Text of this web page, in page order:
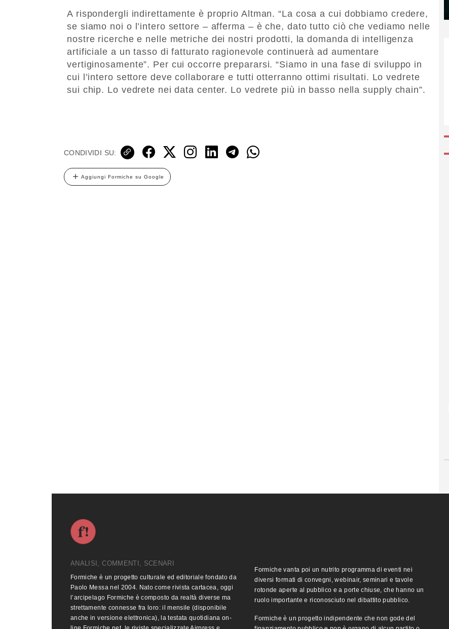
A rispondergli indirettamente è proprio Altman. “La cosa a cui dobbiamo credere,
se siamo noi o l’intero settore – afferma – è che, dato tutto ciò che vediamo nelle
nostre ricerche e nelle metriche dei nostri prodotti, la domanda di intelligenza
artificiale a un tasso di fatturato ragionevole continuerà ad aumentare
vertiginosamente”. Per cui occorre prepararsi. “Siamo in una fase di sviluppo in
cui l’intero settore deve collaborare e tutti otterranno ottimi risultati. Lo vedrete
sui chip. Lo vedrete nei data center. Lo vedrete più in basso nella supply chain”.
CONDIVIDI SU:
Aggiungi Formiche su Google
ANALISI, COMMENTI, SCENARI
Formiche è un progetto culturale ed editoriale fondato da
Paolo Messa nel 2004. Nato come rivista cartacea, oggi
l’arcipelago Formiche è composto da realtà diverse ma
strettamente connesse fra loro: il mensile (disponibile
anche in versione elettronica), la testata quotidiana on-
Formiche vanta poi un nutrito programma di eventi nei
diversi formati di convegni, webinair, seminari e tavole
rotonde aperte al pubblico e a porte chiuse, che hanno un
ruolo importante e riconosciuto nel dibattito pubblico.
Formiche è un progetto indipendente che non gode del